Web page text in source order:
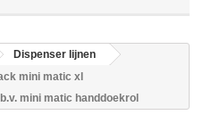
Dispenser lijnen
mini matic xl
mini matic handdoekrol